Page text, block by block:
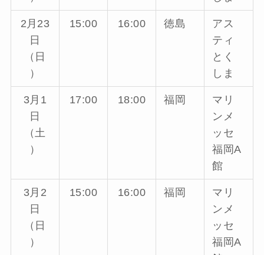
2月23
日
（日
）
15:00 16:00 徳島
アス
ティ
とく
しま
3月1
日
（土
）
17:00 18:00 福岡
マリ
ンメ
ッセ
福岡A
館
3月2
日
（日
）
15:00 16:00 福岡
マリ
ンメ
ッセ
福岡A